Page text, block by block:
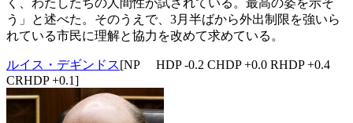
く、わたしたちの人間性が試されている。最高の姿を示そ
う」と述べた。そのうえで、3月半ばから外出制限を強いら
れている市民に理解と協力を改めて求めている。
ルイス・デギンドス[NP HDP -0.2 CHDP +0.0 RHDP +0.4
CRHDP +0.1]